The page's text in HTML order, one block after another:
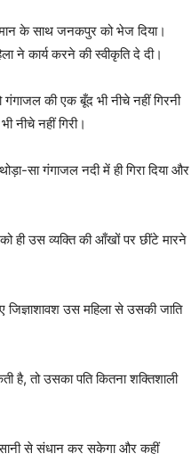
के साथ जनकपुर को भेज दिया।
ने कार्य करने की स्वीकृति दे दी।
गंगाजल की एक बूँद भी नीचे नहीं गिरनी
नीचे नहीं गिरी।
सा गंगाजल नदी में ही गिरा दिया और
ही उस व्यक्ति की आँखों पर छींटे मारने
उस महिला से उसकी जाति
है, तो उसका पति कितना शक्तिशाली
से संधान कर सकेगा और कहीं